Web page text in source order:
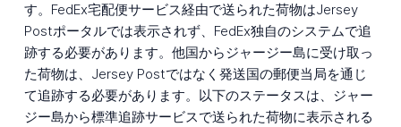
す。FedEx宅配便サービス経由で送られた荷物はJersey
Postポータルでは表示されず、FedEx独自のシステムで追
跡する必要があります。他国からジャージー島に受け取っ
た荷物は、Jersey Postではなく発送国の郵便当局を通じ
て追跡する必要があります。以下のステータスは、ジャー
ジー島から標準追跡サービスで送られた荷物に表示される